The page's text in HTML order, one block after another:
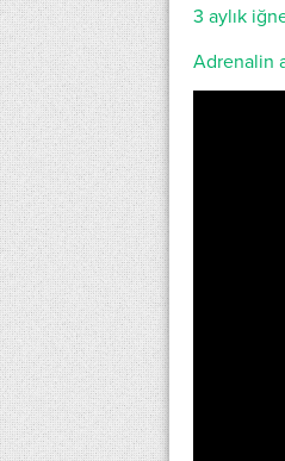
3 aylık
Adrenalin